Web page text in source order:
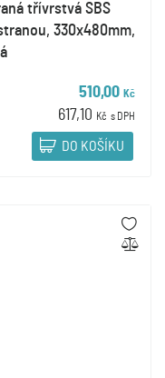
třívrstvá SBS
330x480mm,
510,00 Kč
617,10 Kč s DPH
DO KOŠÍKU